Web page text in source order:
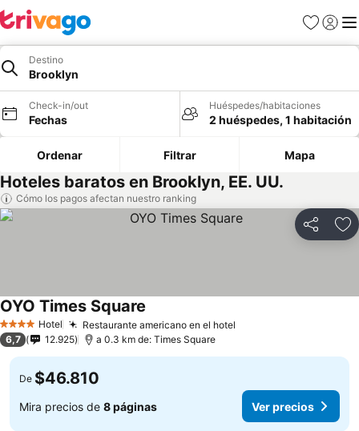
Favoritos
Iniciar
Destino
Brooklyn
Check-in/out
Fechas
Huéspedes/habitaciones
2 huéspedes, 1 habitación
Ordenar Filtrar Mapa
Hoteles baratos en Brooklyn, EE. UU.
Cómo los pagos afectan nuestro ranking
Compartir
4 EstrellasHotel Restaurante americano en el hotel
OYO Times Square
6,7 12.925 a 0.3 km de: Times Square
De $46.810
Mira precios de 8 páginas Ver precios